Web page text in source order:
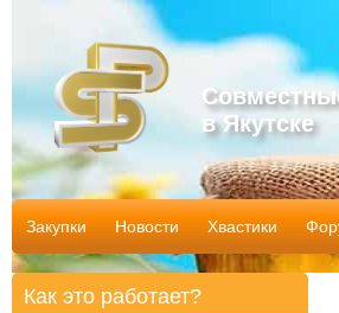
в Якутске
Закупки Новости Хвастики
Как это работает?